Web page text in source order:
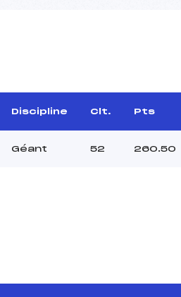
Discipline Clt. Pts
Géant 52 260.50